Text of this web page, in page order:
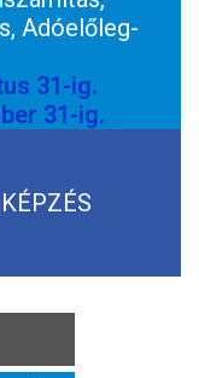
Adóelőleg-
31-ig.
31-ig.